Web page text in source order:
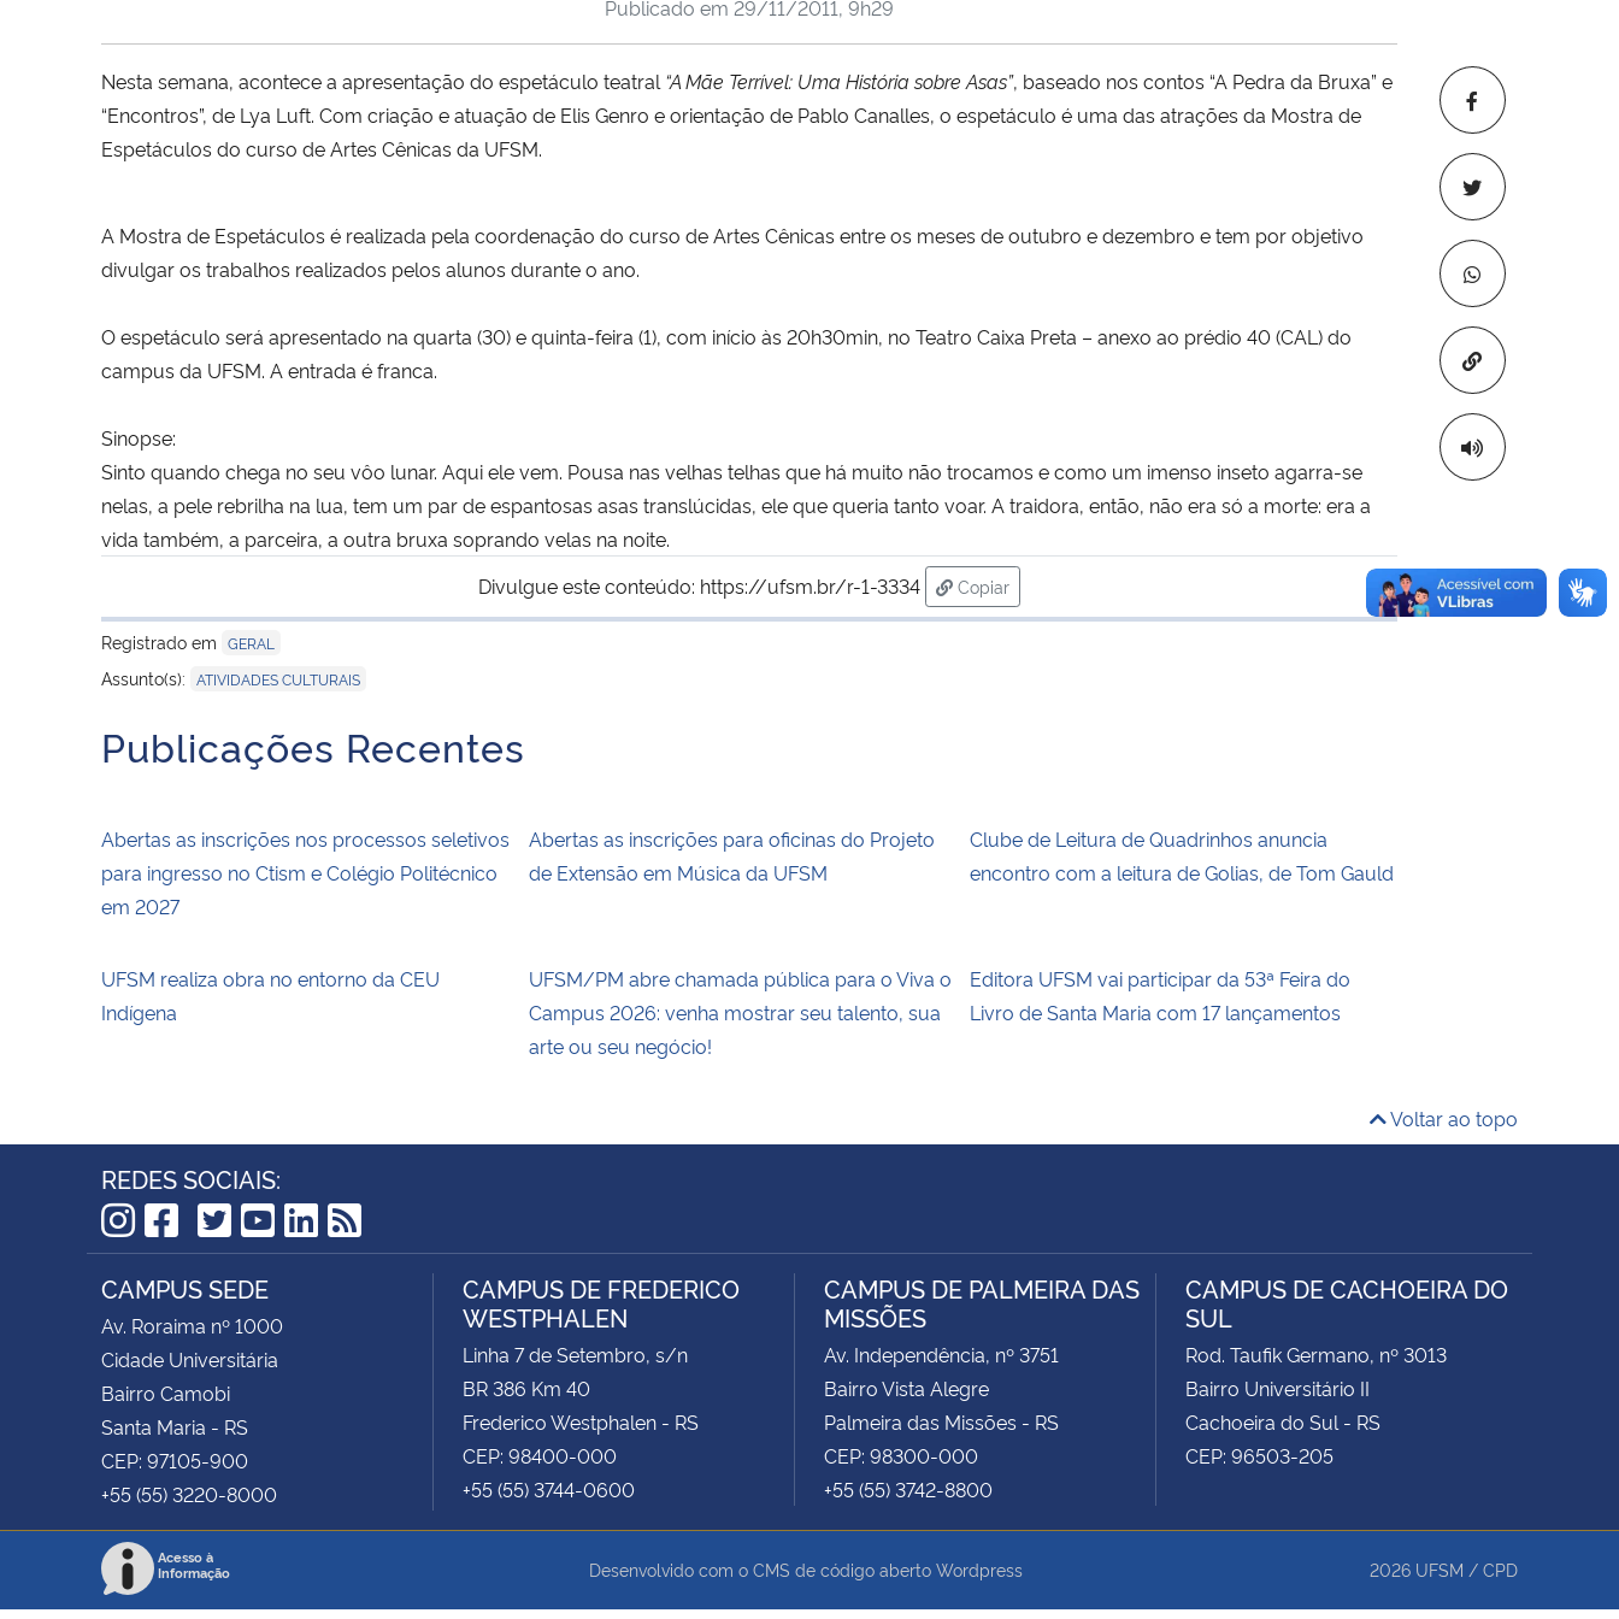
Copiar para
Publicado em 29/11/2011, 9h29
Nesta semana, acontece a apresentação do espetáculo teatral “A Mãe Terrível: Uma História sobre Asas”, baseado nos contos “A Pedra da Bruxa” e
“Encontros”, de Lya Luft. Com criação e atuação de Elis Genro e orientação de Pablo Canalles, o espetáculo é uma das atrações da Mostra de
Espetáculos do curso de Artes Cênicas da UFSM.
A Mostra de Espetáculos é realizada pela coordenação do curso de Artes Cênicas entre os meses de outubro e dezembro e tem por objetivo
divulgar os trabalhos realizados pelos alunos durante o ano.
O espetáculo será apresentado na quarta (30) e quinta-feira (1), com início às 20h30min, no Teatro Caixa Preta – anexo ao prédio 40 (CAL) do
campus da UFSM. A entrada é franca.
Sinopse:
Sinto quando chega no seu vôo lunar. Aqui ele vem. Pousa nas velhas telhas que há muito não trocamos e como um imenso inseto agarra-se
nelas, a pele rebrilha na lua, tem um par de espantosas asas translúcidas, ele que queria tanto voar. A traidora, então, não era só a morte: era a
vida também, a parceira, a outra bruxa soprando velas na noite.
Divulgue este conteúdo: https://ufsm.br/r-1-3334
Copiar
para área de transferência
Registrado em GERAL
Assunto(s): ATIVIDADES CULTURAIS
Publicações Recentes
Abertas as inscrições nos processos seletivos
para ingresso no Ctism e Colégio Politécnico
em 2027
Abertas as inscrições para oficinas do Projeto
de Extensão em Música da UFSM
Clube de Leitura de Quadrinhos anuncia
encontro com a leitura de Golias, de Tom Gauld
UFSM realiza obra no entorno da CEU
Indígena
UFSM/PM abre chamada pública para o Viva o
Campus 2026: venha mostrar seu talento, sua
arte ou seu negócio!
Editora UFSM vai participar da 53ª Feira do
Livro de Santa Maria com 17 lançamentos
Voltar ao topo
REDES SOCIAIS:
Instagram
Facebook
TikTok
Twitter
YouTube
LinkedIn
RSS
CAMPUS SEDE
Av. Roraima nº 1000
Cidade Universitária
Bairro Camobi
Santa Maria - RS
CEP: 97105-900
+55 (55) 3220-8000
CAMPUS DE FREDERICO
WESTPHALEN
Linha 7 de Setembro, s/n
BR 386 Km 40
Frederico Westphalen - RS
CEP: 98400-000
+55 (55) 3744-0600
CAMPUS DE PALMEIRA DAS
MISSÕES
Av. Independência, nº 3751
Bairro Vista Alegre
Palmeira das Missões - RS
CEP: 98300-000
+55 (55) 3742-8800
CAMPUS DE CACHOEIRA DO
SUL
Rod. Taufik Germano, nº 3013
Bairro Universitário II
Cachoeira do Sul - RS
CEP: 96503-205
Acesso à
Informação
Desenvolvido com o CMS de código aberto Wordpress 2026 UFSM / CPD